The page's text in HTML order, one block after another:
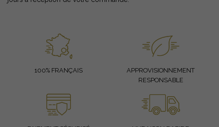
100% FRANÇAIS
APPROVISIONNEMENT
RESPONSABLE